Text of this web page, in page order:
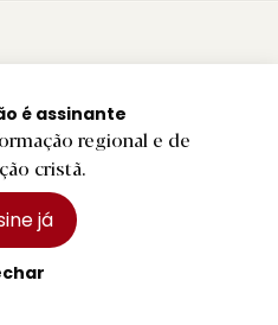
é assinante
regional e de
cristã.
já